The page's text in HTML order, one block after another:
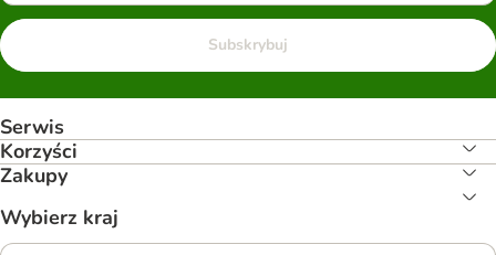
Subskrybuj
Serwis
Korzyści
Zakupy
Wybierz kraj